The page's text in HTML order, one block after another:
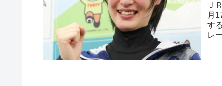
Ｊ
月
す
レ